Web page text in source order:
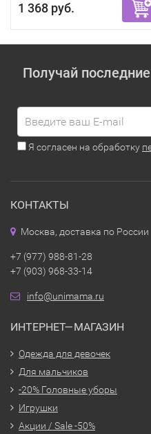
1 368 руб.
Получай
Я согласен на обработку
КОНТАКТЫ
Москва, доставка по России
+7 (977) 988-81-28
+7 (903) 968-33-14
info@unimama.ru
ИНТЕРНЕТ—МАГАЗИН
Одежда для девочек
Для мальчиков
-20% Головные уборы
Игрушки
Акции / Sale -50%